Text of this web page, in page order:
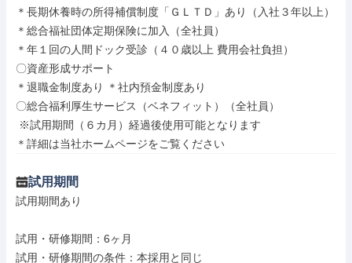
＊長期休養時の所得補償制度「ＧＬＴＤ」あり（入社３年以上）
＊総合福祉団体定期保険に加入（全社員）
＊年１回の人間ドック受診（４０歳以上 費用会社負担）
〇資産形成サポート
＊退職金制度あり ＊社内預金制度あり
〇総合福利厚生サービス（ベネフィット）（全社員）
＊詳細は当社ホームページをご覧ください
試用期間
試用期間あり
試用・研修期間：6ヶ月